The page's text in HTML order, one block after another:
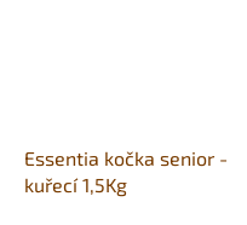
Essentia kočka senior -
kuřecí 1,5Kg